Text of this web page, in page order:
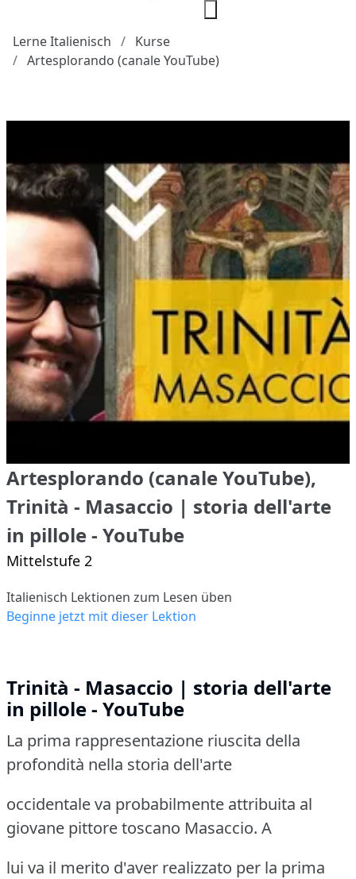
Lerne Italienisch
Kurse
Artesplorando (canale YouTube)
Artesplorando (canale YouTube),
Trinità - Masaccio | storia dell'arte
in pillole - YouTube
Mittelstufe 2
Italienisch Lektionen zum Lesen üben
Beginne jetzt mit dieser Lektion
Trinità - Masaccio | storia dell'arte
in pillole - YouTube
La prima rappresentazione riuscita della
profondità nella storia dell'arte
occidentale va probabilmente attribuita al
giovane pittore toscano Masaccio. A
lui va il merito d'aver realizzato per la prima